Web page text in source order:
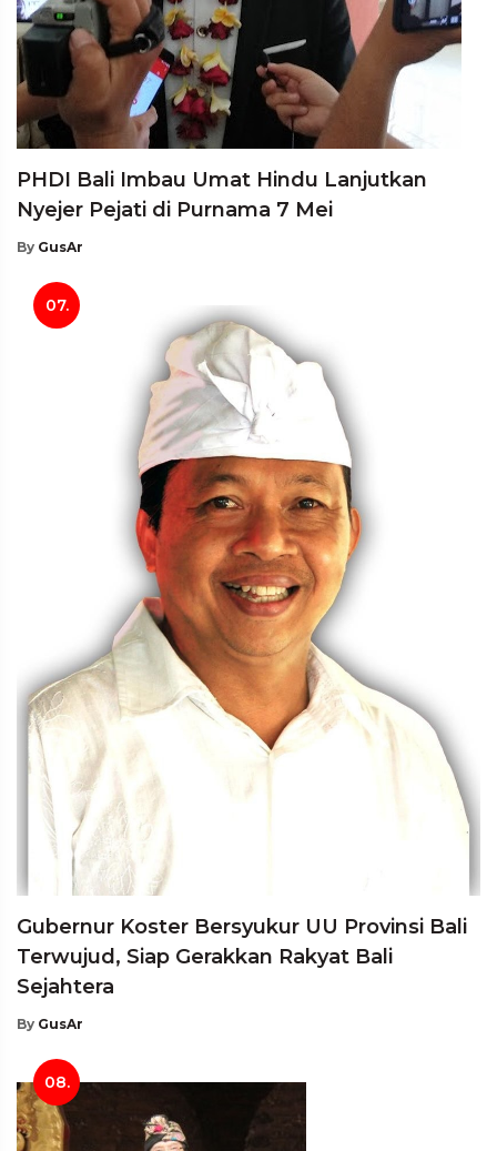
PHDI Bali Imbau Umat Hindu Lanjutkan
Nyejer Pejati di Purnama 7 Mei
By GusAr
07.
Gubernur Koster Bersyukur UU Provinsi Bali
Terwujud, Siap Gerakkan Rakyat Bali
Sejahtera
By GusAr
08.